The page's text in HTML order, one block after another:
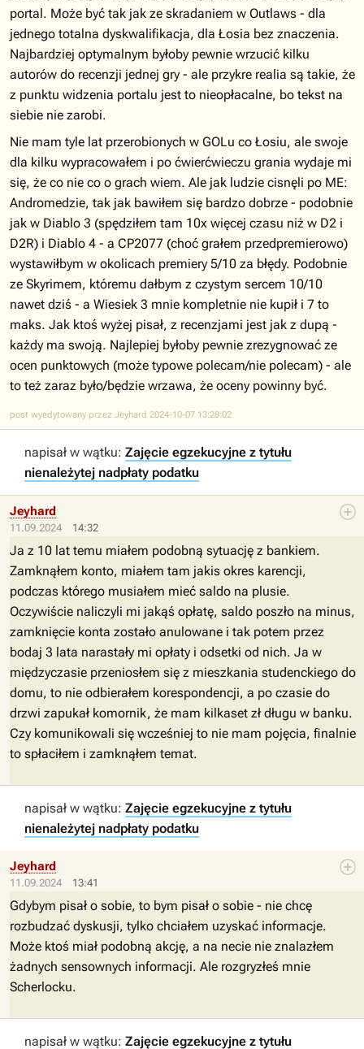
portal. Może być tak jak ze skradaniem w Outlaws - dla
jednego totalna dyskwalifikacja, dla Łosia bez znaczenia.
Najbardziej optymalnym byłoby pewnie wrzucić kilku
autorów do recenzji jednej gry - ale przykre realia są takie, że
z punktu widzenia portalu jest to nieopłacalne, bo tekst na
siebie nie zarobi.
Nie mam tyle lat przerobionych w GOLu co Łosiu, ale swoje
dla kilku wypracowałem i po ćwierćwieczu grania wydaje mi
się, że co nie co o grach wiem. Ale jak ludzie cisnęli po ME:
Andromedzie, tak jak bawiłem się bardzo dobrze - podobnie
jak w Diablo 3 (spędziłem tam 10x więcej czasu niż w D2 i
D2R) i Diablo 4 - a CP2077 (choć grałem przedpremierowo)
wystawiłbym w okolicach premiery 5/10 za błędy. Podobnie
ze Skyrimem, któremu dałbym z czystym sercem 10/10
nawet dziś - a Wiesiek 3 mnie kompletnie nie kupił i 7 to
maks. Jak ktoś wyżej pisał, z recenzjami jest jak z dupą -
każdy ma swoją. Najlepiej byłoby pewnie zrezygnować ze
ocen punktowych (może typowe polecam/nie polecam) - ale
to też zaraz było/będzie wrzawa, że oceny powinny być.
post wyedytowany przez Jeyhard 2024-10-07 13:28:02
napisał w wątku: Zajęcie egzekucyjne z tytułu
nienależytej nadpłaty podatku
11.09.2024 14:32
Jeyhard
Ja z 10 lat temu miałem podobną sytuację z bankiem.
Zamknąłem konto, miałem tam jakis okres karencji,
podczas którego musiałem mieć saldo na plusie.
Oczywiście naliczyli mi jakąś opłatę, saldo poszło na minus,
zamknięcie konta zostało anulowane i tak potem przez
bodaj 3 lata narastały mi opłaty i odsetki od nich. Ja w
międzyczasie przeniosłem się z mieszkania studenckiego do
domu, to nie odbierałem korespondencji, a po czasie do
drzwi zapukał komornik, że mam kilkaset zł długu w banku.
Czy komunikowali się wcześniej to nie mam pojęcia, finalnie
to spłaciłem i zamknąłem temat.
napisał w wątku: Zajęcie egzekucyjne z tytułu
nienależytej nadpłaty podatku
11.09.2024 13:41
Jeyhard
Gdybym pisał o sobie, to bym pisał o sobie - nie chcę
rozbudzać dyskusji, tylko chciałem uzyskać informacje.
Może ktoś miał podobną akcję, a na necie nie znalazłem
żadnych sensownych informacji. Ale rozgryzłeś mnie
Scherlocku.
napisał w wątku: Zajęcie egzekucyjne z tytułu